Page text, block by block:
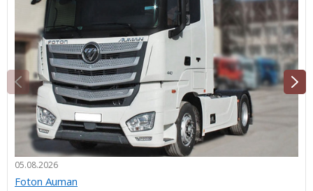
05.08.2026
Foton Auman